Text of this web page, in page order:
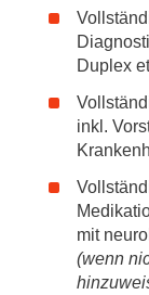
Klinik für
Erfüllung der
bzw. zur
Speicherung
Meine Daten
die Erfüllung
an die Klinik)
Widerruf
Ich kann mich
Duplex
inkl.
mit
(wenn